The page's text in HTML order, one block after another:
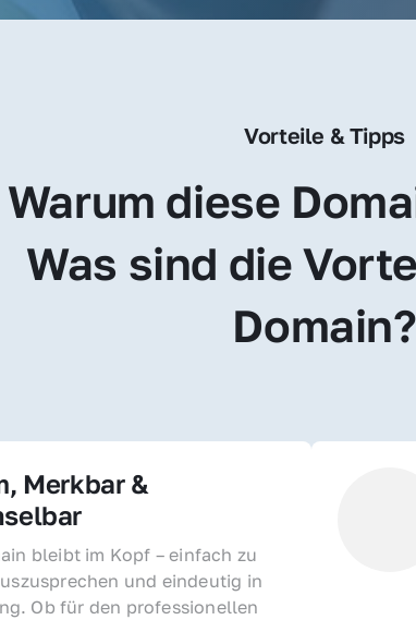
Vorteile & Tipps
Warum diese
Was sind die
Domain?
Merkbar &
bleibt im Kopf – einfach zu
und eindeutig in
Ob für den professionellen